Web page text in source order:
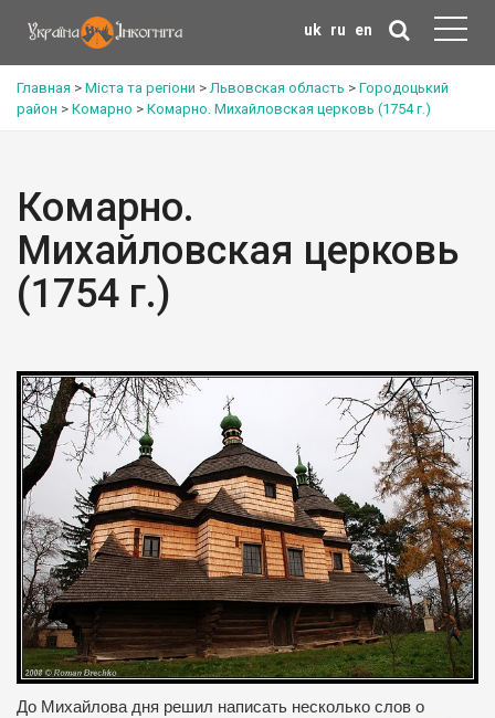
uk ru en
Главная > Міста та регіони >Львовская область > Городоцький
район > Комарно > Комарно. Михайловская церковь (1754 г.)
Комарно.
Михайловская церковь
(1754 г.)
До Михайлова дня решил написать несколько слов о